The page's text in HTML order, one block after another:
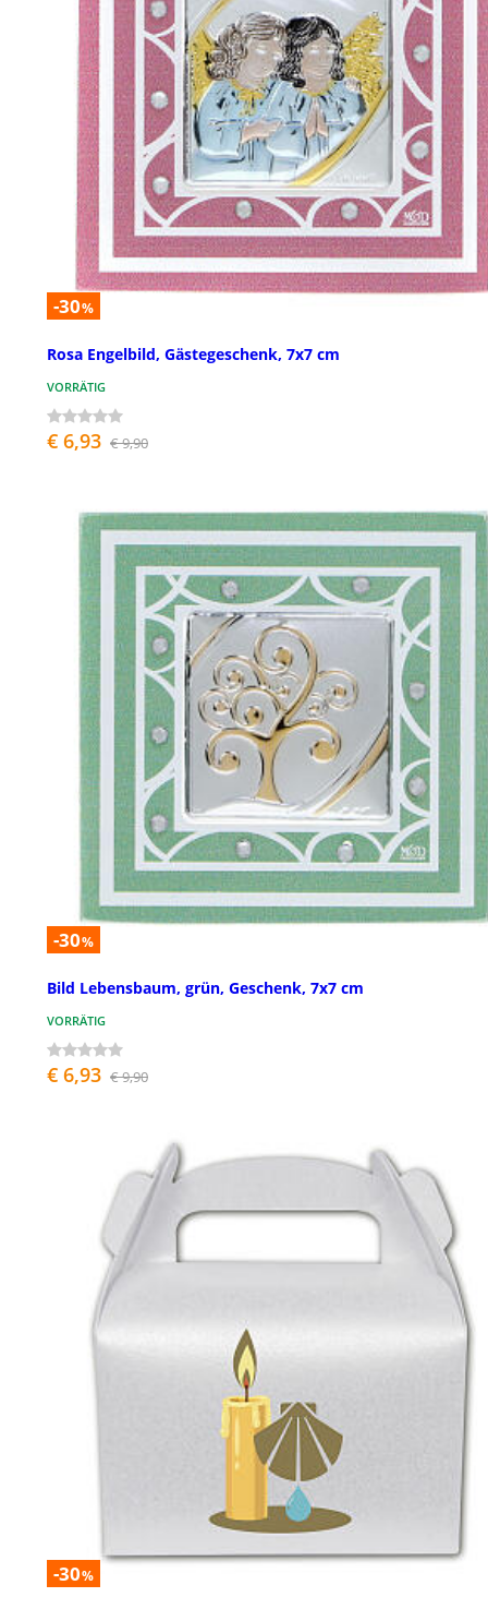
-30%
Rosa Engelbild, Gästegeschenk, 7x7 cm
VORRÄTIG
€ 6,93 € 9,90
-30%
Bild Lebensbaum, grün, Geschenk, 7x7 cm
VORRÄTIG
€ 6,93 € 9,90
-30%